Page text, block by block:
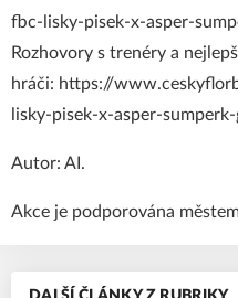
fbc-lisky-pisek-x-asper-
Rozhovory s trenéry a
hráči: https://
lisky-pisek-x-asper-
Autor: AI.
Akce je podporována